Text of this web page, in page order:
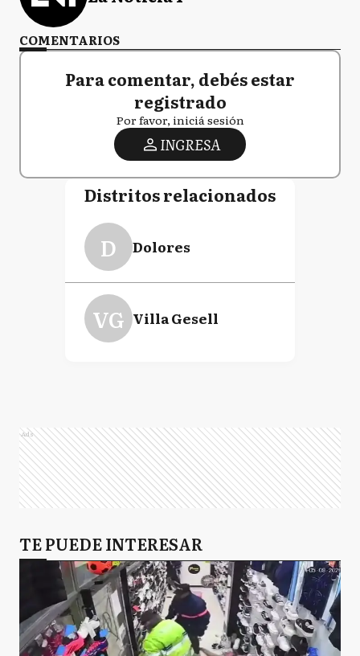
COMENTARIOS
Para comentar, debés estar
registrado
Por favor, iniciá sesión
INGRESA
Distritos relacionados
D Dolores
VG Villa Gesell
Ads
TE PUEDE INTERESAR